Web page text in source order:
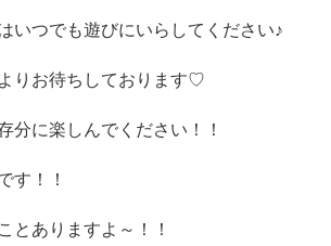
いつでも遊びにいらしてください♪
りお待ちしております♡
分に楽しんでください！！
す！！
とありますよ～！！